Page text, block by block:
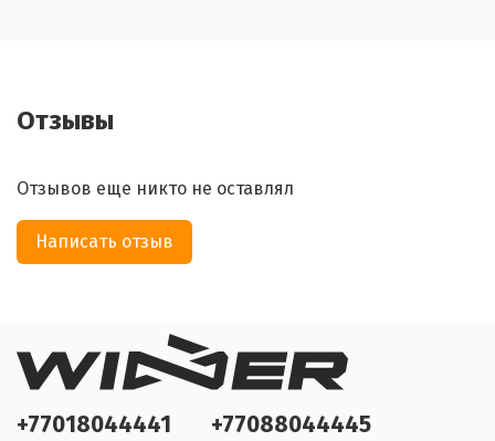
Отзывы
Отзывов еще никто не оставлял
Написать отзыв
+77018044441 +77088044445